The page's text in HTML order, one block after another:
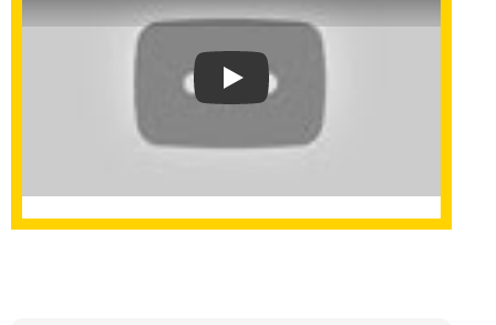
Xem video Lắp Đặt Camera Khu Phố